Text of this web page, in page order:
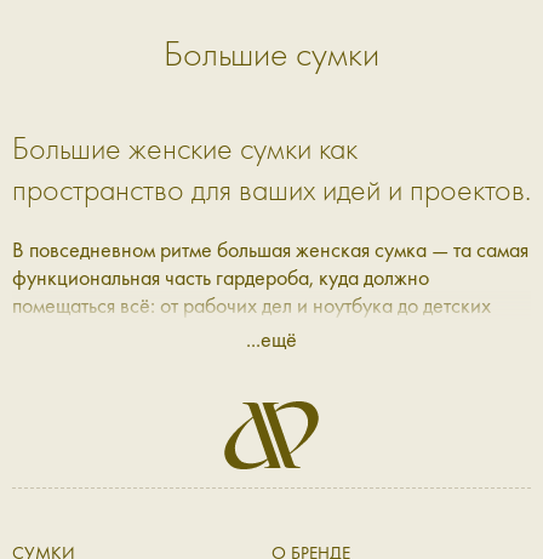
Большие сумки
Большие женские сумки как
пространство для ваших идей и проектов.
В повседневном ритме большая женская сумка — та самая
функциональная часть гардероба, куда должно
помещаться всё: от рабочих дел и ноутбука до детских
вещей к празднику и неожиданных находок в течение дня.
Большая женская кожаная сумка: когда
красота вплетается в детали.
Мы придумываем наши большие сумки так, чтобы не
...ещё
СУМКИ
О БРЕНДЕ